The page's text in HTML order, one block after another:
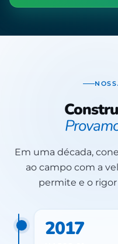
Em uma década,
ao campo com a
permite e o
2017